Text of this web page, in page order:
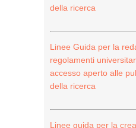
della ricerca
Linee Guida per la
regolamenti
accesso aperto alle
della ricerca
Linee guida per la